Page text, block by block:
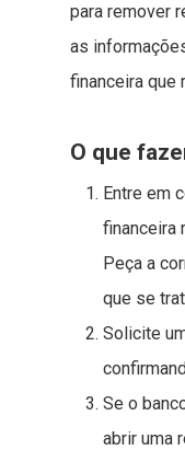
para remover
as
financeira que
O que
Entre em
financeira
Peça a
que se
Solicite
Se o
abrir uma